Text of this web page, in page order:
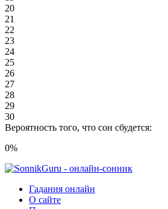
20
21
22
23
24
25
26
27
28
29
30
Вероятность того, что сон сбудется:
0%
Гадания онлайн
О сайте